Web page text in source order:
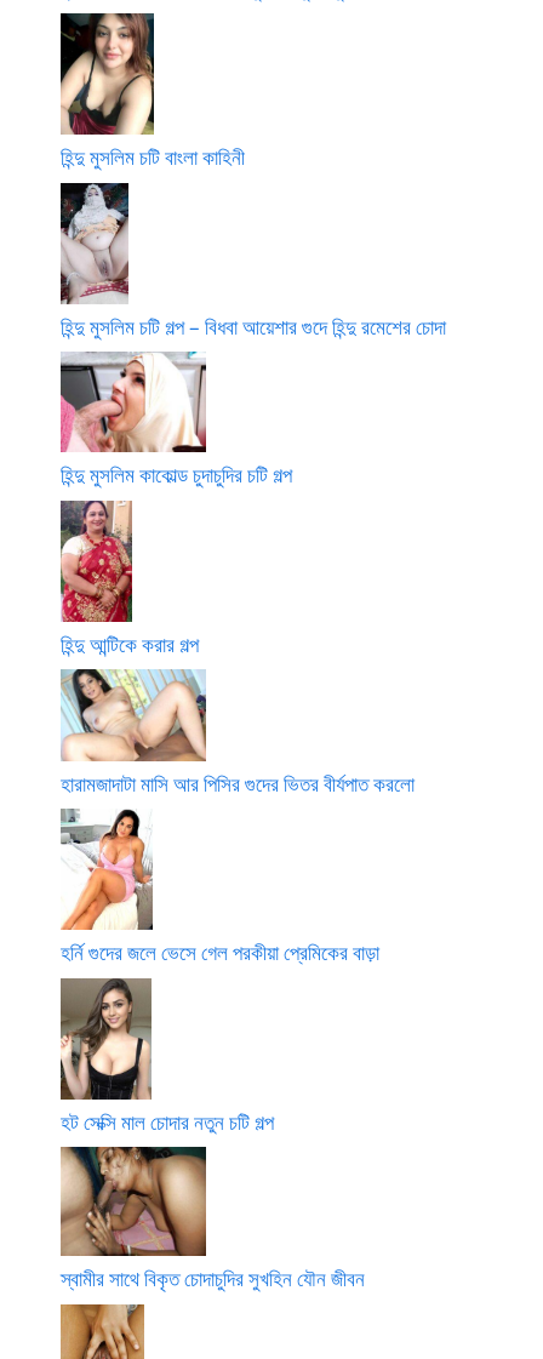
হিন্দু মুসলিম চটি বাংলা কাহিনী
হিন্দু মুসলিম চটি গল্প – বিধবা আয়েশার গুদে হিন্দু রমেশের চোদা
হিন্দু মুসলিম কাকোল্ড চুদাচুদির চটি গল্প
হিন্দু আন্টিকে করার গল্প
হারামজাদাটা মাসি আর পিসির গুদের ভিতর বীর্যপাত করলো
হর্নি গুদের জলে ভেসে গেল পরকীয়া প্রেমিকের বাড়া
হট সেক্সি মাল চোদার নতুন চটি গল্প
স্বামীর সাথে বিকৃত চোদাচুদির সুখহিন যৌন জীবন